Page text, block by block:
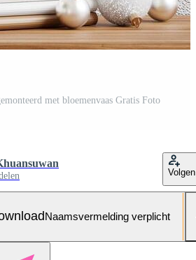
met bloemenvaas Gratis Foto
Volgen
Naamsvermelding verplicht